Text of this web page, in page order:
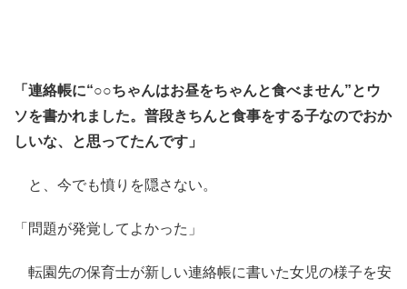
「連絡帳に“○○ちゃんはお昼をちゃんと食べません”とウ
ソを書かれました。普段きちんと食事をする子なのでおか
しいな、と思ってたんです」
と、今でも憤りを隠さない。
「問題が発覚してよかった」
転園先の保育士が新しい連絡帳に書いた女児の様子を安